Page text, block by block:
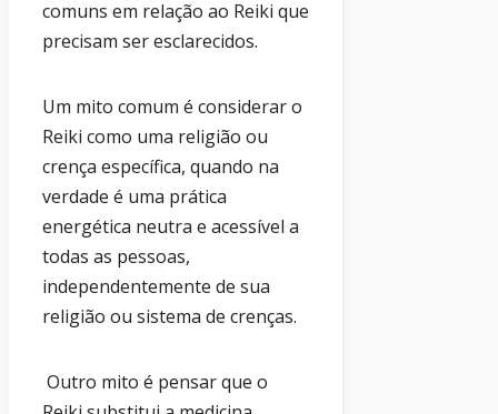
comuns em relação ao Reiki que
precisam ser esclarecidos.
Um mito comum é considerar o
Reiki como uma religião ou
crença específica, quando na
verdade é uma prática
energética neutra e acessível a
todas as pessoas,
independentemente de sua
religião ou sistema de crenças.
Outro mito é pensar que o